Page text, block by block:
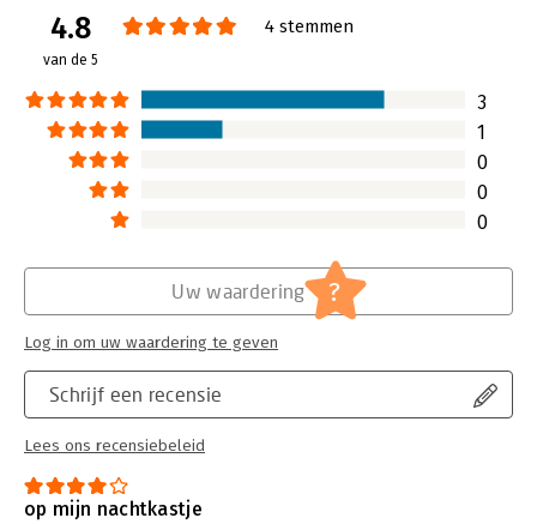
Verschijningsdatum:
12-6-2010
Hoofdrubriek:
4.8
van de 5
4 stemmen
3
1
0
0
0
Schrijf een recensie
Lees ons recensiebeleid
Uw waardering ?
Log in om uw waardering te geven
op mijn nachtkastje